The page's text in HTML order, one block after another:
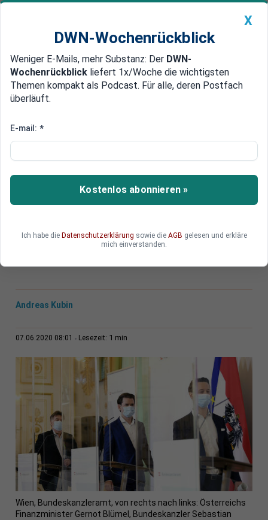
Newsticker MEIN DWN: Geldanlage Premium
Edelmetalle DWN-Magazin China
Wo sollen die Milliarden
Haushalt nicht finanzierbar
DWN-Gastautor Andreas Kubin kommentiert den
Budget-Voranschlag der österreichischen
ordentlichen Schuss Humor. Ohne den wär´s
auch nicht auszuhalten!
Andreas Kubin
07.06.2020 08:01 Lesezeit: 1 min
Wien, Bundeskanzleramt, von rechts nach links: Österreichs
Finanzminister Gernot Blümel, Bundeskanzler Sebastian
X
DWN-Wochenrückblick
Weniger E-Mails, mehr Substanz: Der DWN-
Wochenrückblick liefert 1x/Woche die wichtigsten
Themen kompakt als Podcast. Für alle, deren Postfach
überläuft.
E-mail: *
Kostenlos abonnieren »
Ich habe die Datenschutzerklärung sowie die AGB gelesen und erkläre
mich einverstanden.